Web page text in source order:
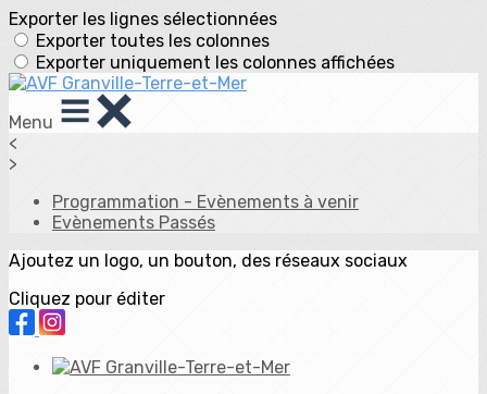
Exporter les lignes sélectionnées
Exporter toutes les colonnes
Exporter uniquement les colonnes affichées
Menu
<
>
Programmation - Evènements à venir
Evènements Passés
Ajoutez un logo, un bouton, des réseaux sociaux
Cliquez pour éditer